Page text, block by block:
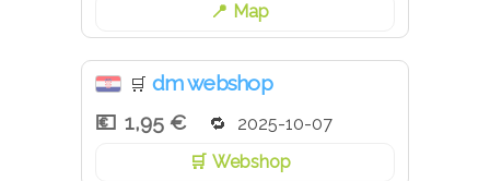
Map
🛒 dm webshop
1,95 €
2025-10-07
Webshop